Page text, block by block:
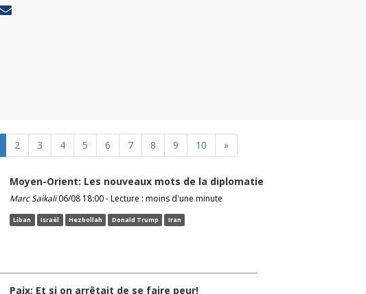
2 3 4 5 6 7 8 9 10 »
Moyen-Orient: Les nouveaux mots de la diplomatie
Marc Saikali06/08 18:00 - Lecture : moins d'une minute
Liban Israël Hezbollah Donald Trump Iran
Paix: Et si on arrêtait de se faire peur!